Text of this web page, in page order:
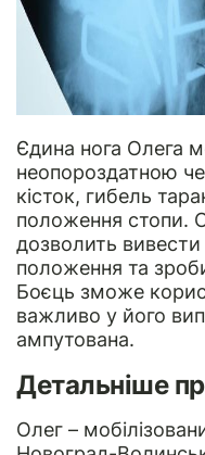
Єдина нога Олега
неопороздатною
кісток, гибель
положення стопи.
дозволить вивести
положення та
Боєць зможе
важливо у його
ампутована.
Детальніше
Олег –